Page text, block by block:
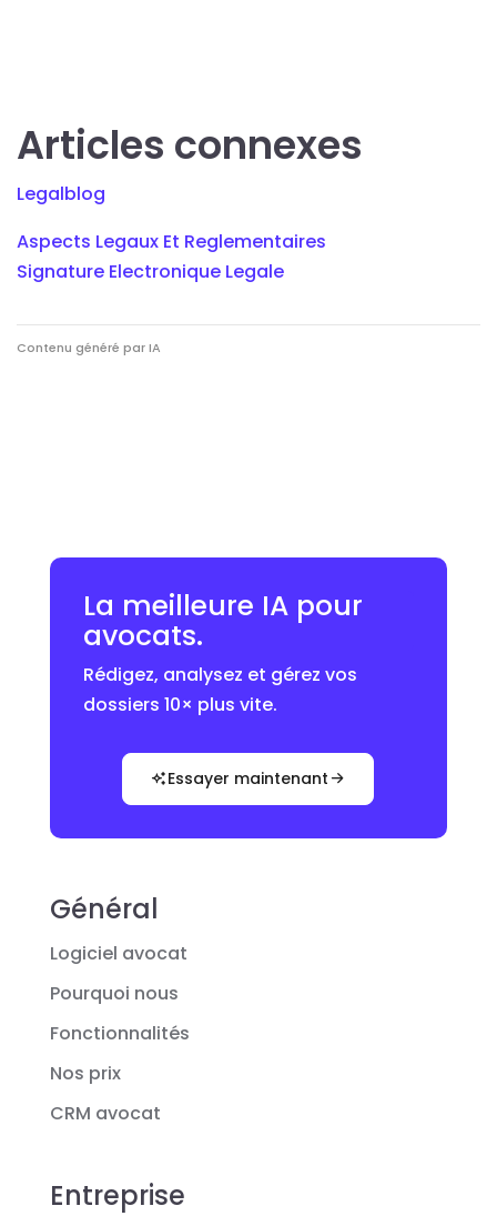
Articles connexes
Legalblog
Aspects Legaux Et Reglementaires
Signature Electronique Legale
Contenu généré par IA
La meilleure IA pour
avocats.
Rédigez, analysez et gérez vos
dossiers 10× plus vite.
Essayer maintenant
Général
Logiciel avocat
Pourquoi nous
Fonctionnalités
Nos prix
CRM avocat
Entreprise